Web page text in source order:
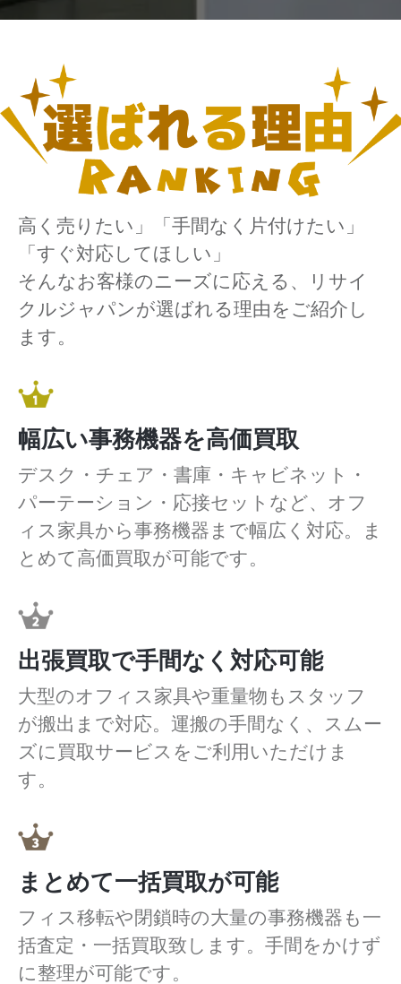
高く売りたい」「手間なく片付けたい」
「すぐ対応してほしい」
そんなお客様のニーズに応える、リサイ
クルジャパンが選ばれる理由をご紹介し
ます。
幅広い事務機器を高価買取
デスク・チェア・書庫・キャビネット・
パーテーション・応接セットなど、オフ
ィス家具から事務機器まで幅広く対応。ま
とめて高価買取が可能です。
出張買取で手間なく対応可能
大型のオフィス家具や重量物もスタッフ
が搬出まで対応。運搬の手間なく、スムー
ズに買取サービスをご利用いただけま
す。
まとめて一括買取が可能
フィス移転や閉鎖時の大量の事務機器も一
括査定・一括買取致します。手間をかけず
に整理が可能です。